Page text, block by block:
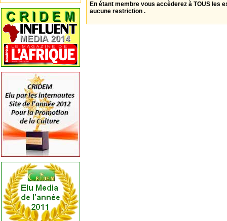
En étant membre vous accèderez à TOUS les
aucune restriction .